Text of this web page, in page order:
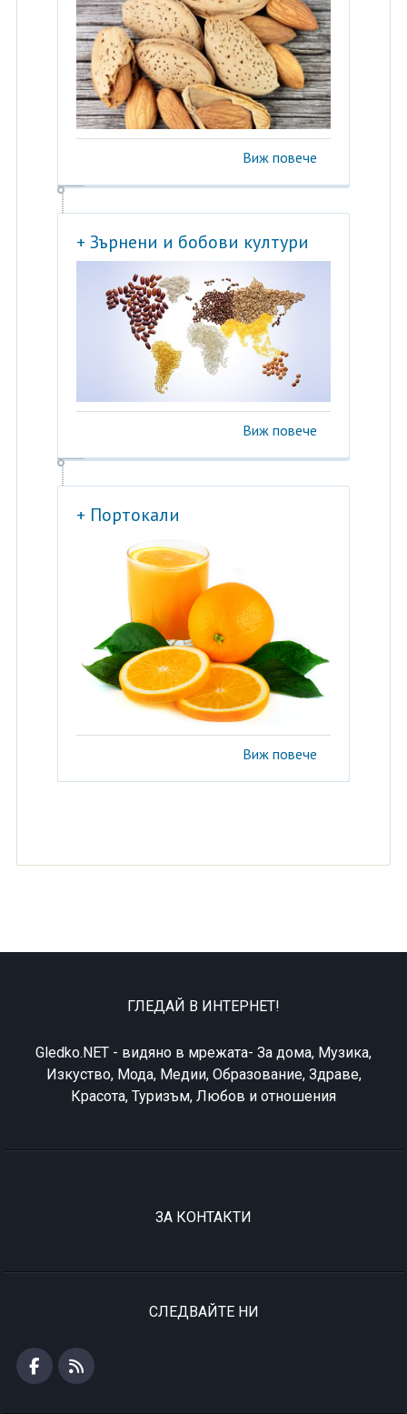
Виж повече
+ Зърнени и бобови култури
Виж повече
+ Портокали
Виж повече
ГЛЕДАЙ В ИНТЕРНЕТ!
Gledko.NET - видяно в мрежата- За дома, Музика,
Изкуство, Мода, Медии, Образование, Здраве,
Красота, Туризъм, Любов и отношения
ЗА КОНТАКТИ
СЛЕДВАЙТЕ НИ